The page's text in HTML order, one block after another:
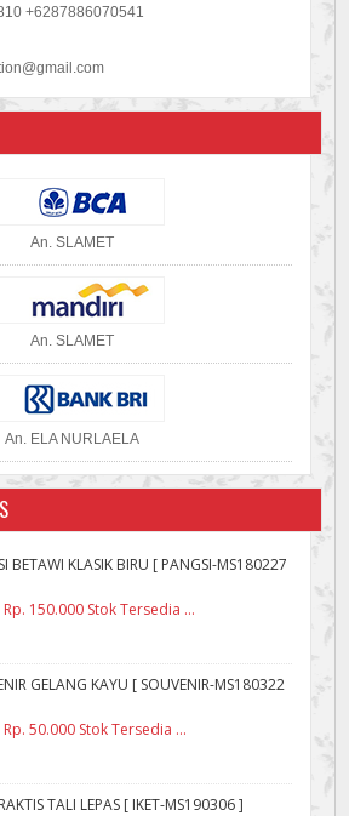
+6287886070541
An. SLAMET
An. SLAMET
An. ELA NURLAELA
BETAWI KLASIK BIRU [ PANGSI-MS180227
150.000 Stok Tersedia ...
GELANG KAYU [ SOUVENIR-MS180322
50.000 Stok Tersedia ...
TALI LEPAS [ IKET-MS190306 ]